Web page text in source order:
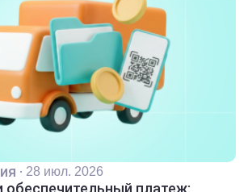
· 28 июл. 2026
платеж: